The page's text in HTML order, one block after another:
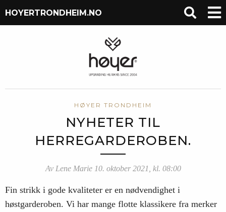
HOYERTRONDHEIM.NO
HØYER TRONDHEIM
NYHETER TIL
HERREGARDEROBEN.
Av Lene Marie 10. oktober 2021, kl. 08:00
Fin strikk i gode kvaliteter er en nødvendighet i
høstgarderoben. Vi har mange flotte klassikere fra merker